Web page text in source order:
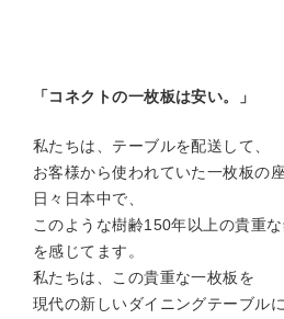
「コネクトの一枚板は安い。」
私たちは、テーブルを配送して、
お客様から使われていた一枚板の
日々日本中で、
このような樹齢150年以上の貴重
を感じてます。
私たちは、この貴重な一枚板を
現代の新しいダイニングテーブル